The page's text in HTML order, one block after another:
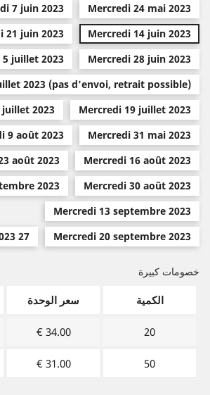
Mercredi 24 mai 2023
7 juin 2023
Mercredi 14 juin 2023
21 juin 2023
Mercredi 28 juin 2023
juillet 2023
2023 (pas d'envoi, retrait possible)
Mercredi 19 juillet 2023
2023
Mercredi 31 mai 2023
9 août 2023
Mercredi 16 août 2023
août 2023
Mercredi 30 août 2023
2023
Mercredi 13 septembre 2023
Mercredi 20 septembre 2023
27 septembre 2023
خصومات كبيرة
الكمية سعر الوحدة
20
34.00 €
50
31.00 €